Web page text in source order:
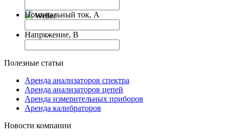
Weller
Номинальный ток, A
Напряжение, В
Полезные статьи
Аренда анализаторов спектра
Аренда анализаторов цепей
Аренда измерительных приборов
Аренда калибраторов
Новости компании